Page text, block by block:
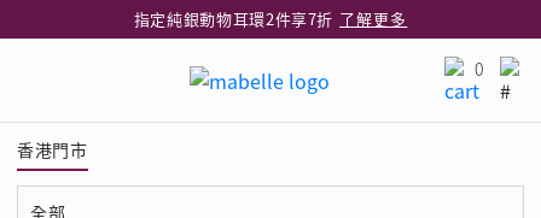
指定純銀動物耳環2件享7折 了解更多
了解更多
網店購物即享免費送貨服務
0
香港門市